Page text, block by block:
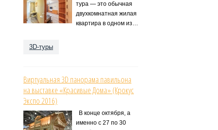
тура — это обычная
двухкомнатная жилая
квартира в одном из…
3D-туры
Виртуальная 3D панорама павильона
на выставке «Красивые Дома» (Крокус
Экспо 2016)
В конце октября, а
именно с 27 по 30